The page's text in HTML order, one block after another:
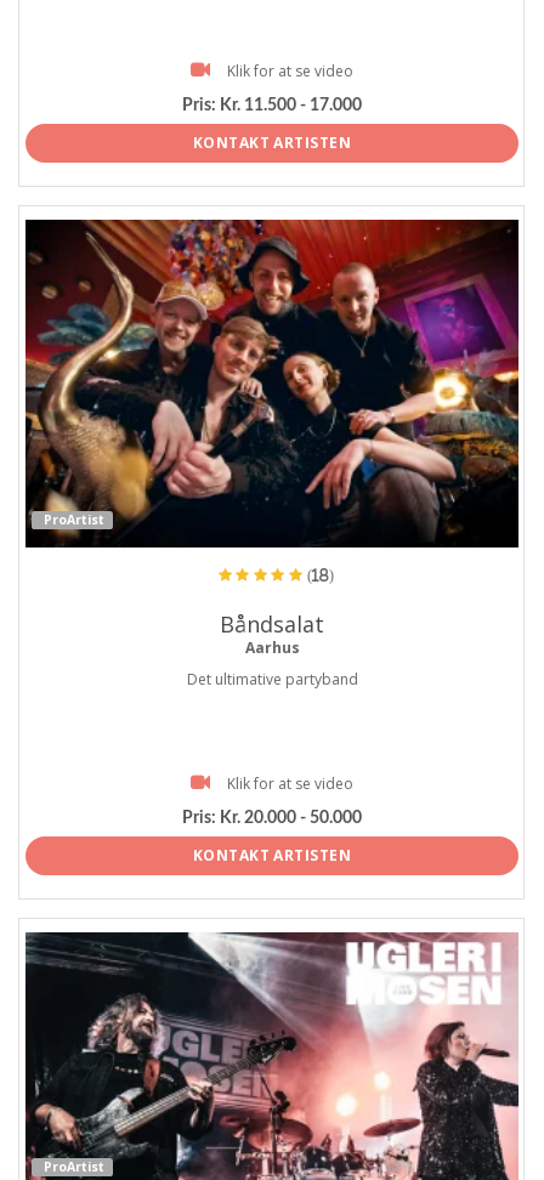
Klik for at se video
Pris: Kr. 11.500 - 17.000
KONTAKT ARTISTEN
ProArtist
(18)
Båndsalat
Aarhus
Det ultimative partyband
Klik for at se video
Pris: Kr. 20.000 - 50.000
KONTAKT ARTISTEN
ProArtist